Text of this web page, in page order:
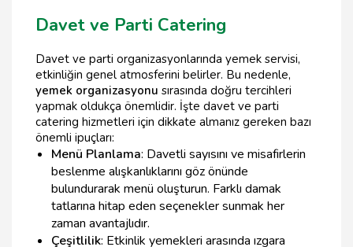
Davet ve Parti Catering
Davet ve parti organizasyonlarında yemek servisi,
etkinliğin genel atmosferini belirler. Bu nedenle,
yemek organizasyonu sırasında doğru tercihleri
yapmak oldukça önemlidir. İşte davet ve parti
catering hizmetleri için dikkate almanız gereken bazı
önemli ipuçları:
Menü Planlama: Davetli sayısını ve misafirlerin
beslenme alışkanlıklarını göz önünde
bulundurarak menü oluşturun. Farklı damak
tatlarına hitap eden seçenekler sunmak her
zaman avantajlıdır.
Çeşitlilik: Etkinlik yemekleri arasında ızgara